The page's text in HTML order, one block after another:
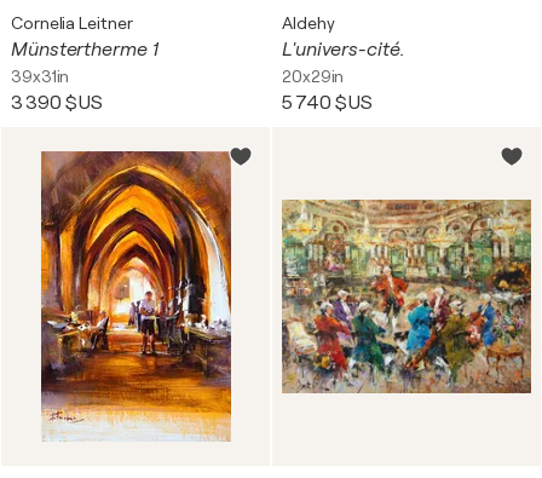
Cornelia Leitner
Münstertherme 1
39x31in
3 390 $US
Aldehy
L'univers-cité.
20x29in
5 740 $US